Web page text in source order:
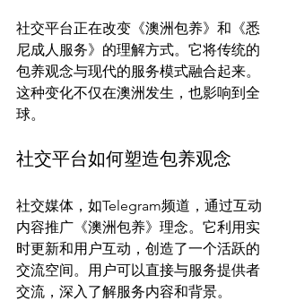
社交平台正在改变《澳洲包养》和《悉
尼成人服务》的理解方式。它将传统的
包养观念与现代的服务模式融合起来。
这种变化不仅在澳洲发生，也影响到全
社交平台如何塑造包养观念
社交媒体，如Telegram频道，通过互动
内容推广《澳洲包养》理念。它利用实
时更新和用户互动，创造了一个活跃的
交流空间。用户可以直接与服务提供者